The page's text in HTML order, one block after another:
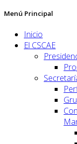
Menú Principal
Inicio
El CSCAE